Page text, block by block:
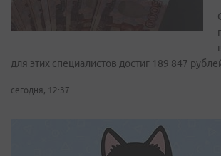
для этих специалистов достиг 189 847
сегодня, 12:37